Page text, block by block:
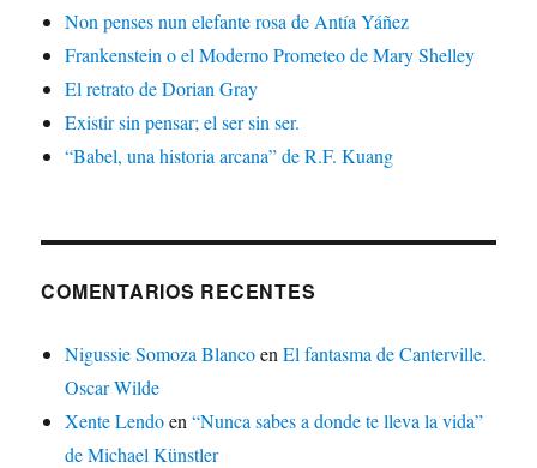
Non penses nun elefante rosa de Antía Yáñez
Frankenstein o el Moderno Prometeo de Mary Shelley
El retrato de Dorian Gray
Existir sin pensar; el ser sin ser.
“Babel, una historia arcana” de R.F. Kuang
COMENTARIOS RECENTES
Nigussie Somoza BlancoenEl fantasma de Canterville.
Oscar Wilde
Xente Lendoen“Nunca sabes a donde te lleva la vida”
de Michael Künstler